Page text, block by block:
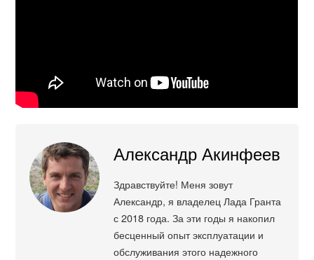
Александр Акинфеев
Здравствуйте! Меня зовут
Александр, я владелец Лада Гранта
с 2018 года. За эти годы я накопил
бесценный опыт эксплуатации и
обслуживания этого надежного